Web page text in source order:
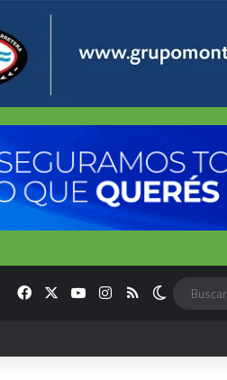
FacebookYouTubeInstagram
RSS Switch skin